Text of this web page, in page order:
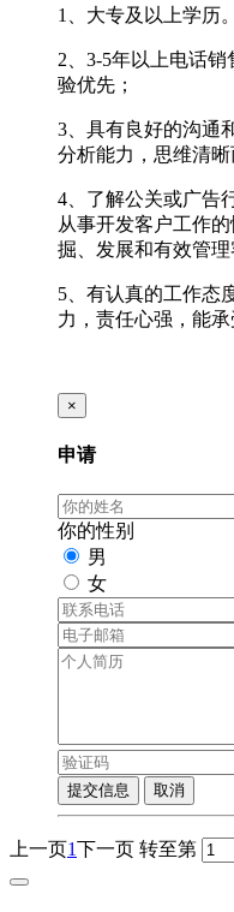
1、大专及以上学历。
2、3-5年以上电话
验优先；
3、具有良好的沟通
分析能力，思维清晰
4、了解公关或广告
从事开发客户工作
掘、发展和有效管理
5、有认真的工作态
力，责任心强，能
×
申请
你的性别
男
女
提交信息 取消
上一页1下一页 转至第